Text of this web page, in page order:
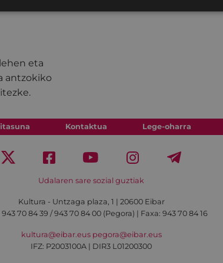
eta
antzokiko
Kontaktua Lege-oharra
Udalaren sare sozial guztiak
Kultura - Untzaga plaza, 1 | 20600 Eibar
943 70 84 39 / 943 70 84 00 (Pegora) | Faxa: 943 70 84 16
kultura@eibar.eus pegora@eibar.eus
IFZ: P2003100A | DIR3 L01200300